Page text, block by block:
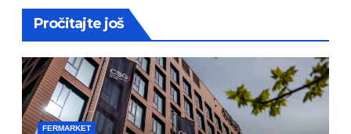
Pročitajte još
FERMARKET